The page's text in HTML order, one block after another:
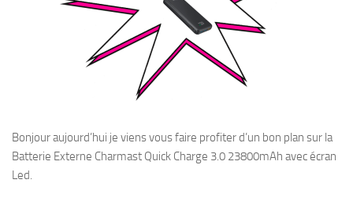
Bonjour aujourd’hui je viens vous faire profiter d’un bon plan sur la
Batterie Externe Charmast Quick Charge 3.0 23800mAh avec écran
Led.